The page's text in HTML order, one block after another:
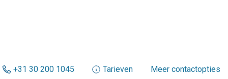
+31 30 200 1045 Tarieven Meer contactopties